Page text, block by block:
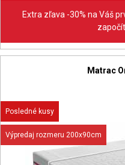
Extra zľava -30% na Váš
Matrac
Posledné kusy
Výpredaj rozmeru 200x90cm